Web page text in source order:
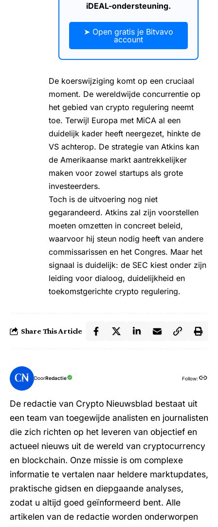
iDEAL-ondersteuning.
➤ Open gratis je Bitvavo
account
De koerswijziging komt op een cruciaal
moment. De wereldwijde concurrentie op
het gebied van crypto regulering neemt
toe. Terwijl Europa met MiCA al een
duidelijk kader heeft neergezet, hinkte de
VS achterop. De strategie van Atkins kan
de Amerikaanse markt aantrekkelijker
maken voor zowel startups als grote
investeerders.
Toch is de uitvoering nog niet
gegarandeerd. Atkins zal zijn voorstellen
moeten omzetten in concreet beleid,
waarvoor hij steun nodig heeft van andere
commissarissen en het Congres. Maar het
signaal is duidelijk: de SEC kiest onder zijn
leiding voor dialoog, duidelijkheid en
toekomstgerichte crypto regulering.
Share This Article
DoorRedactie Follow:
De redactie van Crypto Nieuwsblad bestaat uit
een team van toegewijde analisten en journalisten
die zich richten op het leveren van objectief en
actueel nieuws uit de wereld van cryptocurrency
en blockchain. Onze missie is om complexe
informatie te vertalen naar heldere marktupdates,
praktische gidsen en diepgaande analyses,
zodat u altijd goed geïnformeerd bent. Alle
artikelen van de redactie worden onderworpen